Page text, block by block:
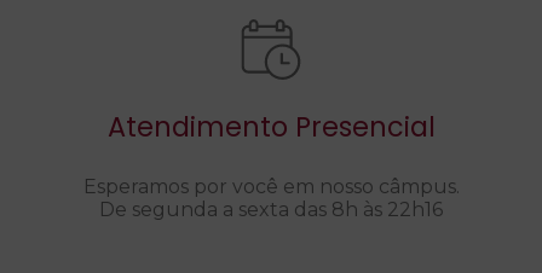
Atendimento Presencial
Esperamos por você em nosso câmpus.
De segunda a sexta das 8h às 22h16